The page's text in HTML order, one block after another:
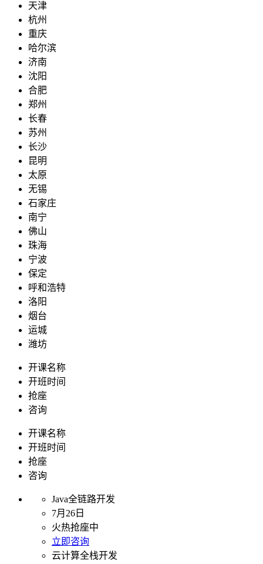
天津
杭州
重庆
哈尔滨
济南
沈阳
合肥
郑州
长春
苏州
长沙
昆明
太原
无锡
石家庄
南宁
佛山
珠海
宁波
保定
呼和浩特
洛阳
烟台
运城
潍坊
开课名称
开班时间
抢座
咨询
开课名称
开班时间
抢座
咨询
Java全链路开发
7月26日
火热抢座中
立即咨询
云计算全栈开发